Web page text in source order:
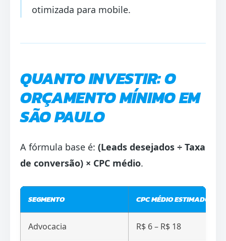
otimizada para mobile.
QUANTO INVESTIR: O
ORÇAMENTO MÍNIMO EM
SÃO PAULO
A fórmula base é: (Leads desejados ÷ Taxa
de conversão) × CPC médio.
SEGMENTO CPC MÉDIO ESTIMADO
Advocacia R$ 6 – R$ 18